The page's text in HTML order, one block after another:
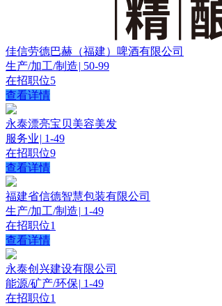
佳信劳德巴赫（福建）啤酒有限公司
生产/加工/制造| 50-99
在招职位5
查看详情
永泰漂亮宝贝美容美发
服务业| 1-49
在招职位9
查看详情
福建省信德智慧包装有限公司
生产/加工/制造| 1-49
在招职位1
查看详情
永泰创兴建设有限公司
能源/矿产/环保| 1-49
在招职位1